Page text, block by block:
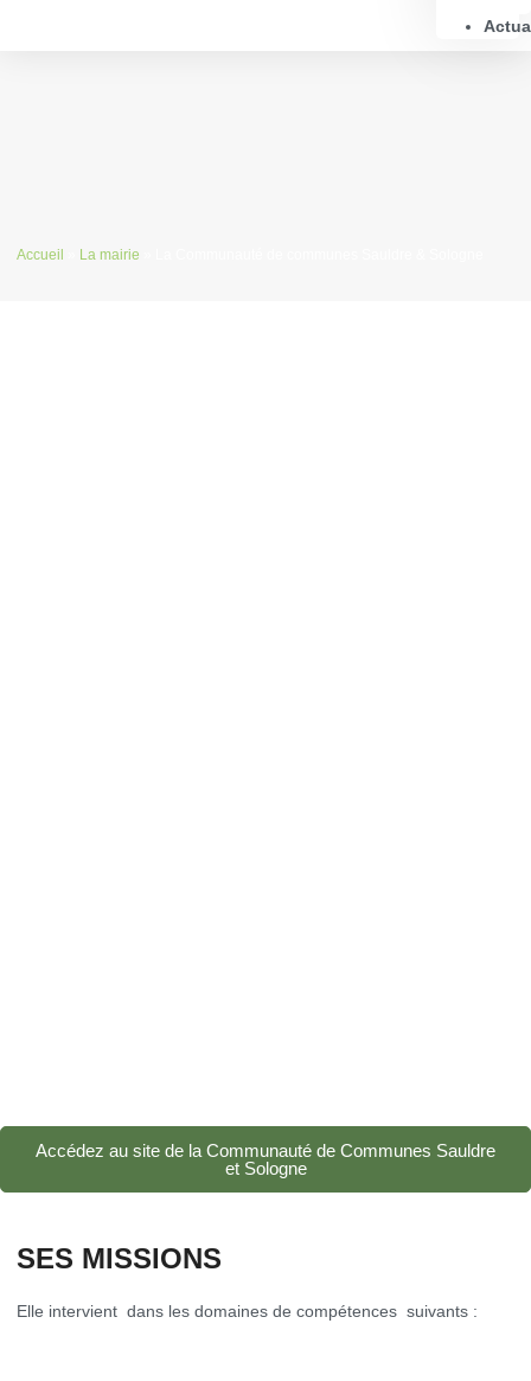
Accueil La mairie
Accédez au site de la Communauté de Communes Sauldre
et Sologne
​SES MISSIONS
Elle intervient dans les domaines de compétences suivants :